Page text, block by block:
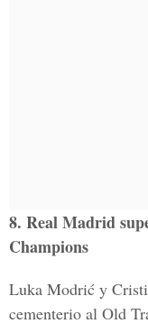
8. Real Madrid
Champions
Luka Modrić y
cementerio al Old